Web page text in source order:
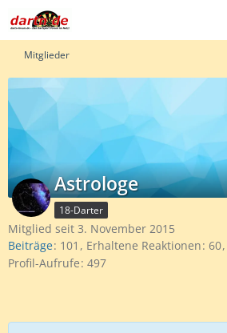
Mitglieder
Astrologe
18-Darter
Mitglied seit 3. November 2015
Beiträge 101 Erhaltene Reaktionen 60
Profil-Aufrufe 497